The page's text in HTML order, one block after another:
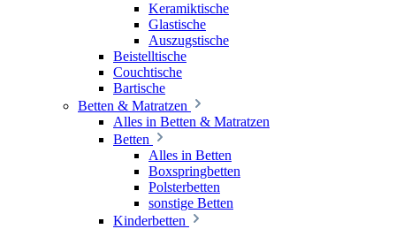
Keramiktische
Glastische
Auszugstische
Beistelltische
Couchtische
Bartische
Betten & Matratzen
Alles in Betten & Matratzen
Betten
Alles in Betten
Boxspringbetten
Polsterbetten
sonstige Betten
Kinderbetten